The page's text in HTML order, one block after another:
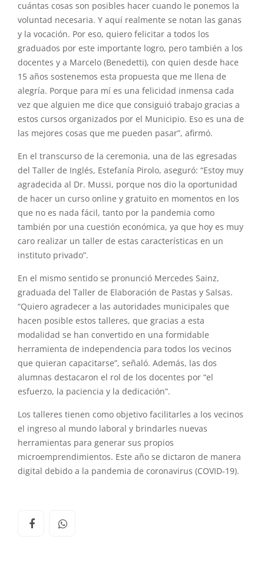
cuántas cosas son posibles hacer cuando le ponemos la
voluntad necesaria. Y aquí realmente se notan las ganas
y la vocación. Por eso, quiero felicitar a todos los
graduados por este importante logro, pero también a los
docentes y a Marcelo (Benedetti), con quien desde hace
15 años sostenemos esta propuesta que me llena de
alegría. Porque para mí es una felicidad inmensa cada
vez que alguien me dice que consiguió trabajo gracias a
estos cursos organizados por el Municipio. Eso es una de
las mejores cosas que me pueden pasar”, afirmó.
En el transcurso de la ceremonia, una de las egresadas
del Taller de Inglés, Estefanía Pirolo, aseguró: “Estoy muy
agradecida al Dr. Mussi, porque nos dio la oportunidad
de hacer un curso online y gratuito en momentos en los
que no es nada fácil, tanto por la pandemia como
también por una cuestión económica, ya que hoy es muy
caro realizar un taller de estas características en un
instituto privado”.
En el mismo sentido se pronunció Mercedes Sainz,
graduada del Taller de Elaboración de Pastas y Salsas.
“Quiero agradecer a las autoridades municipales que
hacen posible estos talleres, que gracias a esta
modalidad se han convertido en una formidable
herramienta de independencia para todos los vecinos
que quieran capacitarse”, señaló. Además, las dos
alumnas destacaron el rol de los docentes por “el
esfuerzo, la paciencia y la dedicación”.
Los talleres tienen como objetivo facilitarles a los vecinos
el ingreso al mundo laboral y brindarles nuevas
herramientas para generar sus propios
microemprendimientos. Este año se dictaron de manera
digital debido a la pandemia de coronavirus (COVID-19).